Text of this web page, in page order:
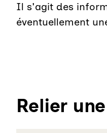
Il s'agit des
éventuellement
Relier